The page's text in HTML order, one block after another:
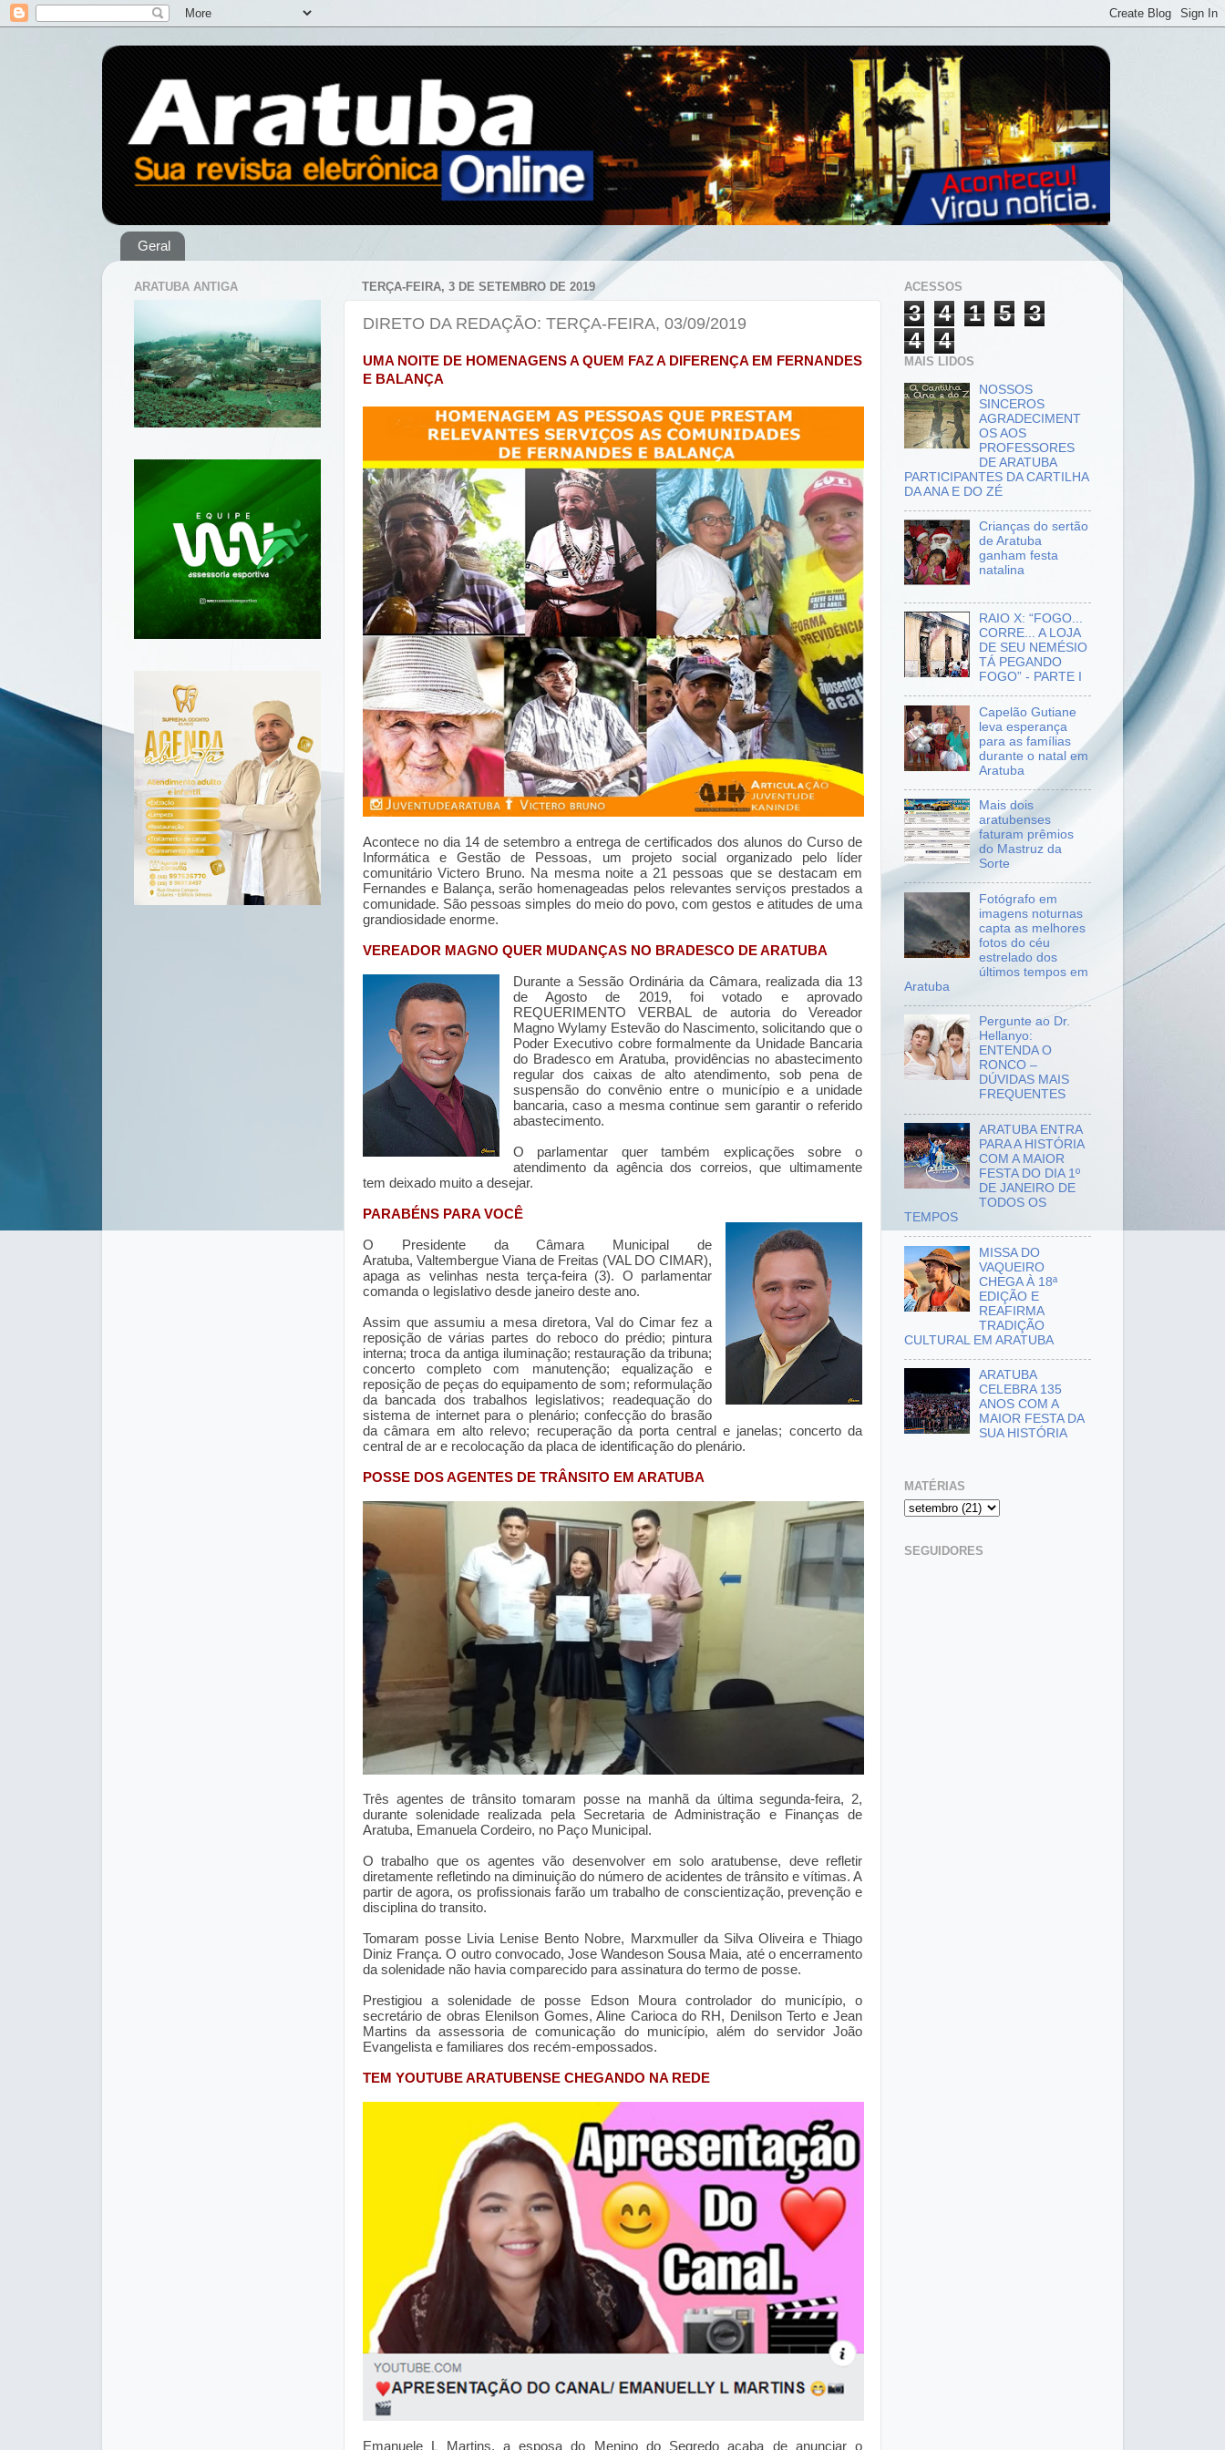
Geral
TERÇA-FEIRA, 3 DE SETEMBRO DE 2019
DIRETO DA REDAÇÃO: TERÇA-FEIRA, 03/09/2019
UMA NOITE DE HOMENAGENS A QUEM FAZ A DIFERENÇA EM FERNANDES
E BALANÇA
Acontece no dia 14 de setembro a entrega de certificados dos alunos do Curso de
Informática e Gestão de Pessoas, um projeto social organizado pelo líder
comunitário Victero Bruno. Na mesma noite a 21 pessoas que se destacam em
Fernandes e Balança, serão homenageadas pelos relevantes serviços prestados a
comunidade. São pessoas simples do meio do povo, com gestos e atitudes de uma
grandiosidade enorme.
VEREADOR MAGNO QUER MUDANÇAS NO BRADESCO DE ARATUBA
Durante a Sessão Ordinária da Câmara, realizada dia 13
de Agosto de 2019, foi votado e aprovado
REQUERIMENTO VERBAL de autoria do Vereador
Magno Wylamy Estevão do Nascimento, solicitando que o
Poder Executivo cobre formalmente da Unidade Bancaria
do Bradesco em Aratuba, providências no abastecimento
regular dos caixas de alto atendimento, sob pena de
suspensão do convênio entre o município e a unidade
bancaria, caso a mesma continue sem garantir o referido
abastecimento.
O parlamentar quer também explicações sobre o
atendimento da agência dos correios, que ultimamente
tem deixado muito a desejar.
PARABÉNS PARA VOCÊ
O Presidente da Câmara Municipal de
Aratuba,Valtembergue Viana de Freitas (VAL DO CIMAR),
apaga as velinhas nesta terça-feira (3). O parlamentar
comanda o legislativo desde janeiro deste ano.
Assim que assumiu a mesa diretora, Val do Cimar fez a
reposição de várias partes do reboco do prédio; pintura
interna; troca da antiga iluminação; restauração da tribuna;
concerto completo com manutenção; equalização e
reposição de peças do equipamento de som; reformulação
da bancada dos trabalhos legislativos; readequação do
sistema de internet para o plenário; confecção do brasão
da câmara em alto relevo; recuperação da porta central e janelas; concerto da
central de ar e recolocação da placa de identificação do plenário.
POSSE DOS AGENTES DE TRÂNSITO EM ARATUBA
Três agentes de trânsito tomaram posse na manhã da última segunda-feira, 2,
durante solenidade realizada pela Secretaria de Administração e Finanças de
Aratuba, Emanuela Cordeiro, no Paço Municipal.
O trabalho que os agentes vão desenvolver em solo aratubense, deve refletir
diretamente refletindo na diminuição do número de acidentes de trânsito e vítimas. A
partir de agora, os profissionais farão um trabalho de conscientização, prevenção e
disciplina do transito.
Tomaram posse Livia Lenise Bento Nobre, Marxmuller da Silva Oliveira e Thiago
Diniz França. O outro convocado, Jose Wandeson Sousa Maia, até o encerramento
da solenidade não havia comparecido para assinatura do termo de posse.
Prestigiou a solenidade de posse Edson Moura controlador do município, o
secretário de obras Elenilson Gomes, Aline Carioca do RH, Denilson Terto e Jean
Martins da assessoria de comunicação do município, além do servidor João
Evangelista e familiares dos recém-empossados.
TEM YOUTUBE ARATUBENSE CHEGANDO NA REDE
Emanuele L Martins, a esposa do Menino do Segredo acaba de anunciar o
ARATUBA ANTIGA ACESSOS
3 4 1 5
3
4
4
MAIS LIDOS
NOSSOS
SINCEROS
AGRADECIMENT
OS AOS
PROFESSORES
DE ARATUBA
PARTICIPANTES DA CARTILHA
DA ANA E DO ZÉ
Crianças do sertão
de Aratuba
ganham festa
natalina
RAIO X: “FOGO...
CORRE... A LOJA
DE SEU NEMÉSIO
TÁ PEGANDO
FOGO” - PARTE I
Capelão Gutiane
leva esperança
para as famílias
durante o natal em
Aratuba
Mais dois
aratubenses
faturam prêmios
do Mastruz da
Sorte
Fotógrafo em
imagens noturnas
capta as melhores
fotos do céu
estrelado dos
últimos tempos em
Aratuba
Pergunte ao Dr.
Hellanyo:
ENTENDA O
RONCO –
DÚVIDAS MAIS
FREQUENTES
ARATUBA ENTRA
PARA A HISTÓRIA
COM A MAIOR
FESTA DO DIA 1º
DE JANEIRO DE
TODOS OS
TEMPOS
MISSA DO
VAQUEIRO
CHEGA À 18ª
EDIÇÃO E
REAFIRMA
TRADIÇÃO
CULTURAL EM ARATUBA
ARATUBA
CELEBRA 135
ANOS COM A
MAIOR FESTA DA
SUA HISTÓRIA
MATÉRIAS
SEGUIDORES